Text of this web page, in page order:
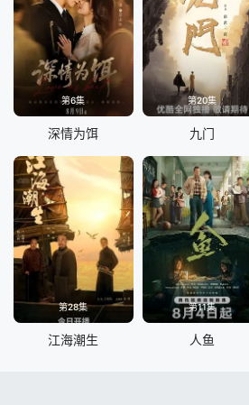
第6集
深情为饵
第20集
九门
第28集
江海潮生
第11集
人鱼